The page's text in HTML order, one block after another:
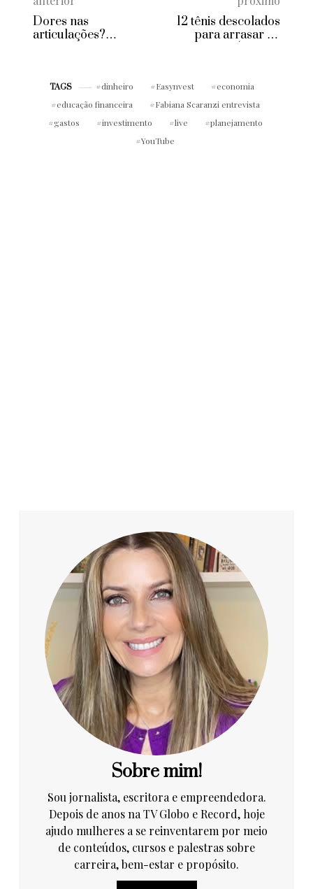
Dores nas
articulações?
12 tênis descolados
para arrasar na
TAGS dinheiro Easynvest
economia
educação financeira
Fabiana Scaranzi entrevista
gastos
investimento live
planejamento
YouTube
Sobre mim!
Sou jornalista, escritora e empreendedora.
Depois de anos na TV Globo e Record, hoje
ajudo mulheres a se reinventarem por meio
de conteúdos, cursos e palestras sobre
carreira, bem-estar e propósito.